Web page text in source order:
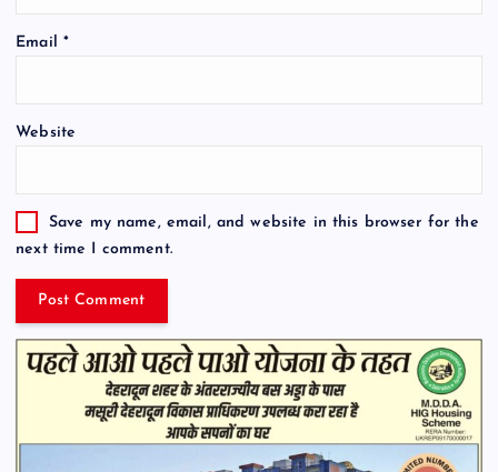
Email *
Website
Save my name, email, and website in this browser for the
next time I comment.